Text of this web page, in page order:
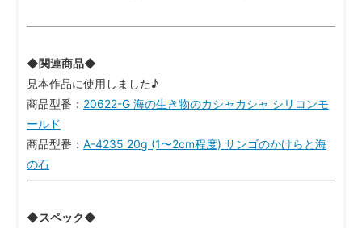
◆関連商品◆
見本作品に使用しました♪
商品型番： 20622-G 海の生き物のカシャカシャ シリコンモ
ールド
商品型番： A-4235 20g (1〜2cm程度) サンゴのかけらと海
の石
◆スペック◆